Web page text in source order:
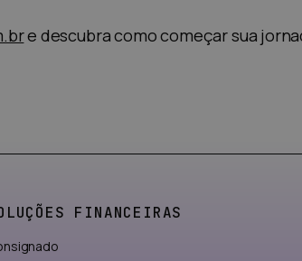
e descubra como começar sua
FINANCEIRAS